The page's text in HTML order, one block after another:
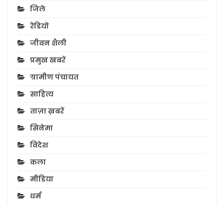
जिले
रेडियो
जीवन शैली
प्रमुख खबरें
ग्रामीण पंचायत
साहित्य
ताज़ा ख़बरें
सिनेमा
विदेश
कला
मीडिया
धर्म